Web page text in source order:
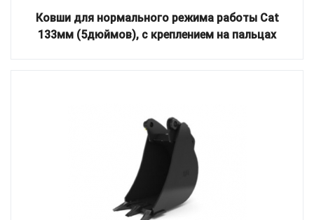
Ковши для нормального режима работы Cat
133мм (5дюймов), с креплением на пальцах